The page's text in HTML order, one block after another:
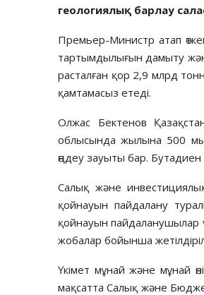
геологиялық барлау
Премьер-Министр атап
тартымдылығын дамыту
расталған қор 2,9 млрд
қамтамасыз етеді.
Олжас Бектенов
облысында жылына 500
өңдеу зауыты бар. Бутадиен
Салық және
қойнауын пайдалану
қойнауын пайдаланушылар
жобалар бойынша
Үкімет мұнай және мұнай
мақсатта Салық және